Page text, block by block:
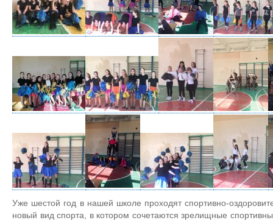
Уже шестой год в нашей школе проходят спортивно-
новый вид спорта, в котором сочетаются зрелищные